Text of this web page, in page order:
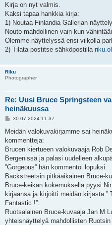
e
s
t
Kirja on nyt valmis.
Kaksi tapaa hankkia kirja:
1) Noutaa Finlandia Gallerian
Nouto mahdollinen vain kun
Olemme näyttelyssä ensi viikolla
2) Tilata postitse sähköpostilla
Riku
Photographer
Re: Uusi Bruce Springsteen
heinäkuussa
V
e
t
i
30.07.2024 11:37
Meidän valokuvakirjamme sai
kommentteja:
Brucen kiertueen valokuvaaja Rob
Bergenissä ja palasi uudelleen
”Gorgeous” hän kommentoi lopuksi.
Backstreetsin pitkäaikainen Bruce-
Bruce-keikan kokemuksella pyysi
kirjaansa ja kirjoitti meidän kirjasta
Fantastic !”.
Ruotsalainen Bruce-kuvaaja Jan M
yhteisnäyttelyä mahdollisten